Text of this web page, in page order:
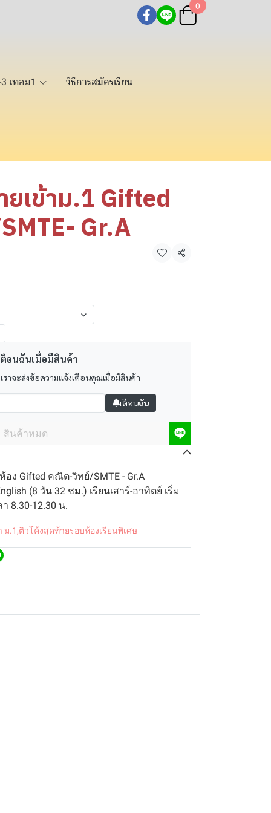
0
เทอม1 วิธีการสมัครเรียน
เข้าม.1 Gifted
Gr.A
แชร์
ตือนฉันเมื่อมีสินค้า
ราจะส่งข้อความแจ้งเตือนคุณเมื่อมีสินค้า
เตือนฉัน
สินค้าหมด
ง Gifted คณิต-วิทย์/SMTE - Gr.A
(8 วัน 32 ชม.) เรียนเสาร์-อาทิตย์ เริ่ม
8.30-12.30 น.
ม.1 ,ติวโค้งสุดท้ายรอบห้องเรียนพิเศษ